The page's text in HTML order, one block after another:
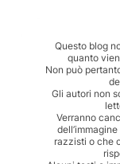
Questo blog
quanto
Non può
Gli autori non
Verranno
razzisti o che